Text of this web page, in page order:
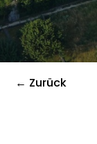
← Zurück